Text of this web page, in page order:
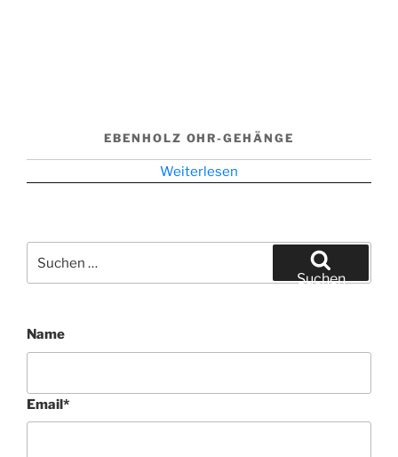
EBENHOLZ OHR-GEHÄNGE
Weiterlesen
nach:
Suchen
Name
Email*